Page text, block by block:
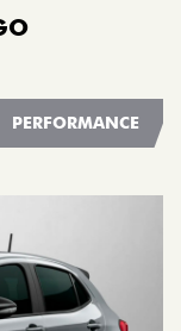
PERFORMANCE